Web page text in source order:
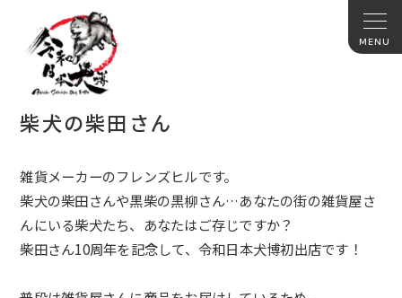
柴犬の柴田さん
雑貨メーカーのフレンズヒルです。
柴犬の柴田さんや黒柴の黒柳さん…あなたの街の雑貨屋さ
んにいる柴犬たち、あなたはご存じですか？
柴田さん10周年を記念して、令和日本犬博初出店です！